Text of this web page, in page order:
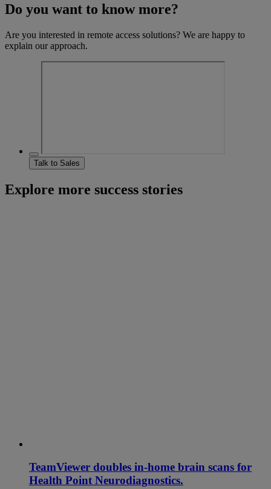
Do you want to know more?
Are you interested in remote access solutions? We are happy to
explain our approach.
Talk to Sales
Explore more success stories
TeamViewer doubles in-home brain scans for
Health Point Neurodiagnostics.